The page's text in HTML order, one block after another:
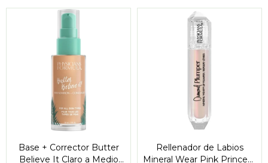
Base + Corrector Butter
Believe It Claro a Medio
Rellenador de Labios
Mineral Wear Pink Princess